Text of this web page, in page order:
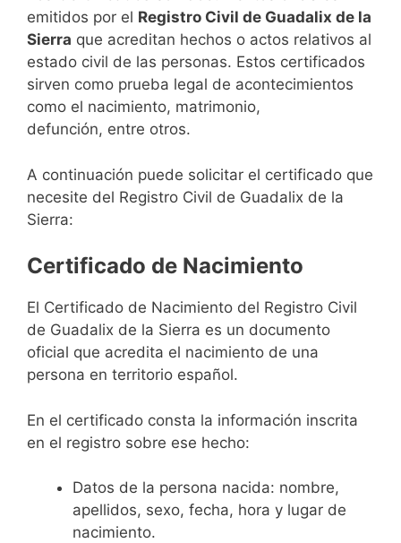
emitidos por el Registro Civil de Guadalix de la
Sierra que acreditan hechos o actos relativos al
estado civil de las personas. Estos certificados
sirven como prueba legal de acontecimientos
como el nacimiento, matrimonio,
defunción, entre otros.
A continuación puede solicitar el certificado que
necesite del Registro Civil de Guadalix de la
Sierra:
Certificado de Nacimiento
El Certificado de Nacimiento del Registro Civil
de Guadalix de la Sierra es un documento
oficial que acredita el nacimiento de una
persona en territorio español.
En el certificado consta la información inscrita
en el registro sobre ese hecho:
Datos de la persona nacida: nombre,
apellidos, sexo, fecha, hora y lugar de
nacimiento.